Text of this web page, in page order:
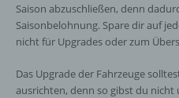
Saison abzuschließen, denn
Saisonbelohnung. Spare dir auf
nicht für Upgrades oder zum
Das Upgrade der Fahrzeuge
ausrichten, denn so gibst du